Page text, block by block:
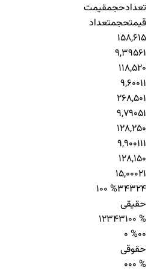
تعدادحجمقیمت
قیمتحجمتعداد
158,615
9,39561
118,520
9,60011
268,501
9,79051
128,250
9,900111
128,150
15,00021
24
343
100 %
حقیقی
100 %
343
12
0
0
0 %
حقوقی
0 %
0
0